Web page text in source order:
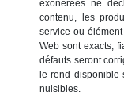
exonérées ne
contenu, les
service ou
Web sont exacts,
défauts seront
le rend disponible
nuisibles.